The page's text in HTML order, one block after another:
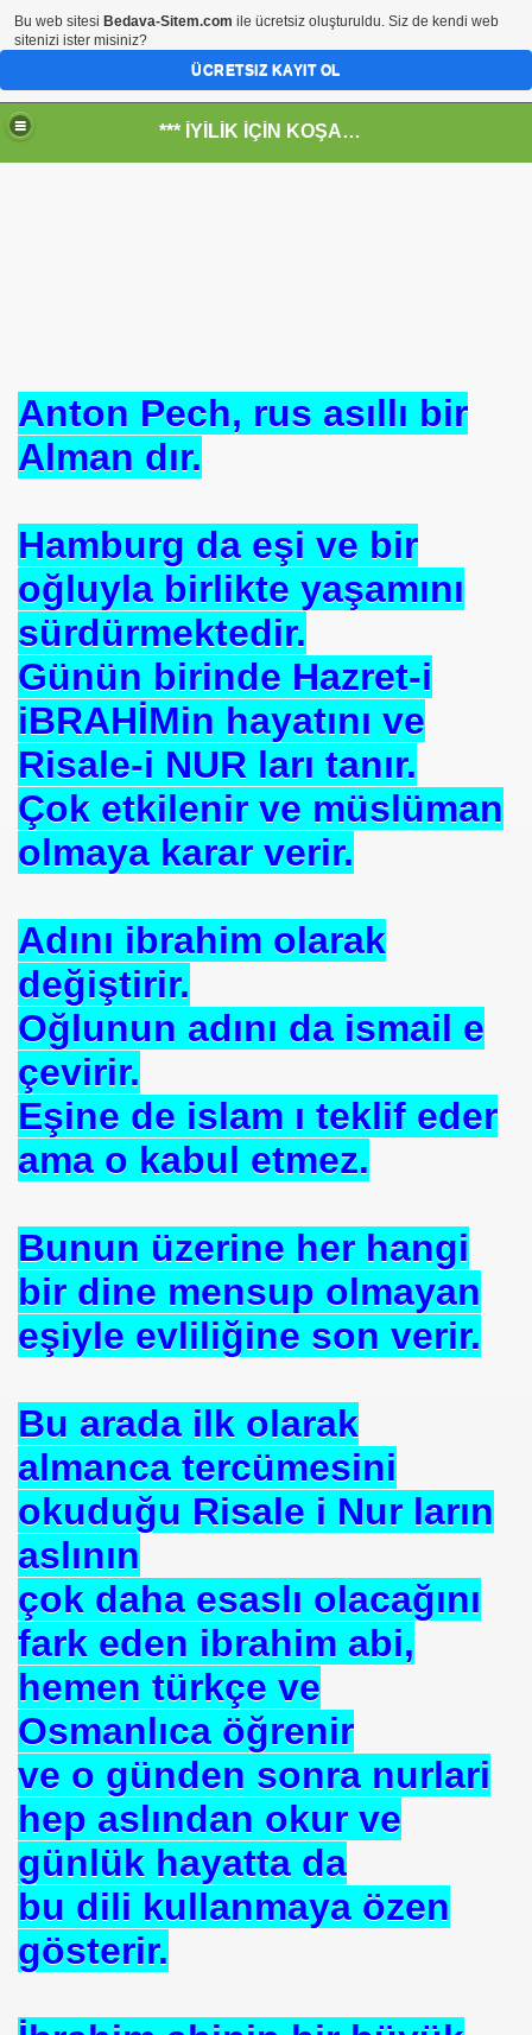
*** İYİLİK İÇİN KOŞANLARIN YERİ***
Anton Pech, rus asıllı bir
Alman dır.
Hamburg da eşi ve bir
oğluyla birlikte yaşamını
sürdürmektedir.
Günün birinde Hazret-i
iBRAHİMin hayatını ve
Risale-i NUR ları tanır.
Çok etkilenir ve müslüman
olmaya karar verir.
Adını ibrahim olarak
değiştirir.
Oğlunun adını da ismail e
çevirir.
Eşine de islam ı teklif eder
ama o kabul etmez.
Bunun üzerine her hangi
bir dine mensup olmayan
eşiyle evliliğine son verir.
Bu arada ilk olarak
almanca tercümesini
okuduğu Risale i Nur ların
aslının
çok daha esaslı olacağını
fark eden ibrahim abi,
hemen türkçe ve
Osmanlıca öğrenir
ve o günden sonra nurlari
hep aslından okur ve
günlük hayatta da
bu dili kullanmaya özen
gösterir.
- HİDROJEN ENERJİ MRK *NASIL ENGELLENDİ* !!!
-Engellenen Mühendis !!!
Halal Food
AS-DER.
Bu web sitesi Bedava-Sitem.com ile ücretsiz oluşturuldu. Siz de kendi web
sitenizi ister misiniz?
ÜCRETSIZ KAYIT OL